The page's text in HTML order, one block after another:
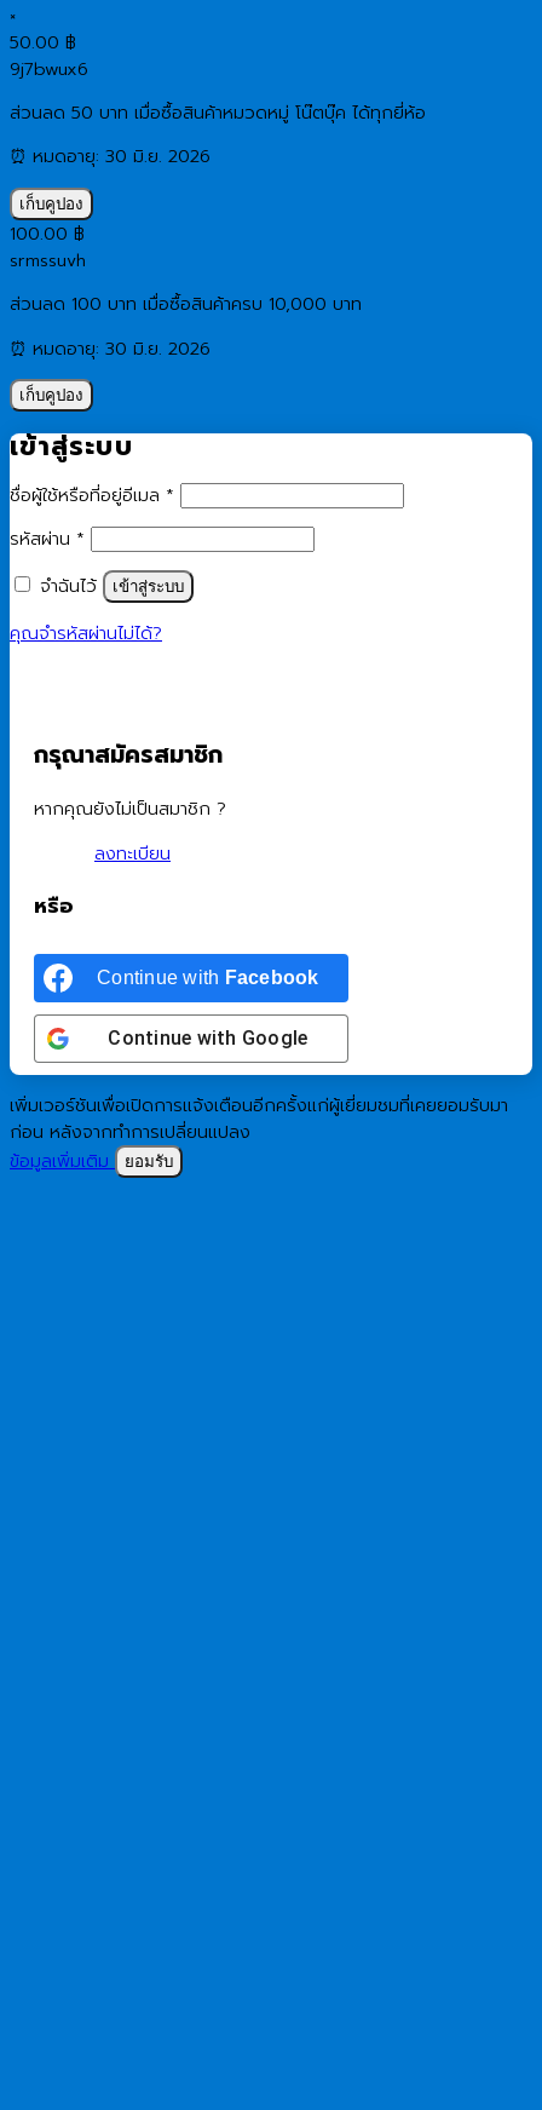
×
50.00 ฿
9j7bwux6
ส่วนลด 50 บาท เมื่อซื้อสินค้าหมวดหมู่ โน๊ตบุ๊ค ได้ทุกยี่ห้อ
⏰ หมดอายุ: 30 มิ.ย. 2026
เก็บคูปอง
100.00 ฿
srmssuvh
ส่วนลด 100 บาท เมื่อซื้อสินค้าครบ 10,000 บาท
⏰ หมดอายุ: 30 มิ.ย. 2026
เก็บคูปอง
เข้าสู่ระบบ
ชื่อผู้ใช้หรือที่อยู่อีเมล *
รหัสผ่าน *
จำฉันไว้
เข้าสู่ระบบ
คุณจำรหัสผ่านไม่ได้?
กรุณาสมัครสมาชิก
หากคุณยังไม่เป็นสมาชิก ?
ลงทะเบียน
หรือ
Continue with Facebook
Continue with Google
เพิ่มเวอร์ชันเพื่อเปิดการแจ้งเตือนอีกครั้งแก่ผู้เยี่ยมชมที่เคยยอมรับมา
ก่อน หลังจากทำการเปลี่ยนแปลง
ข้อมูลเพิ่มเติม
ยอมรับ